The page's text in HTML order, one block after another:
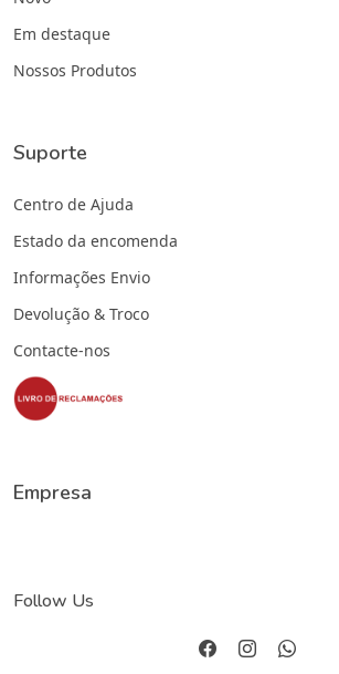
Em destaque
Nossos Produtos
Suporte
Centro de Ajuda
Estado da encomenda
Informações Envio
Devolução & Troco
Contacte-nos
Empresa
Follow Us